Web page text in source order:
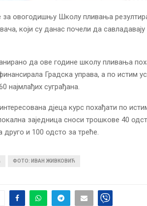
за овогодишњу Школу пливања
који су данас почели да
да ове године школу пливања
Градска управа, а по истим
најмлађих суграђана.
дјеца курс похађати по
заједница сноси трошкове 40
и 100 одсто за треће.
ФОТО: ИВАН ЖИВКОВИЋ